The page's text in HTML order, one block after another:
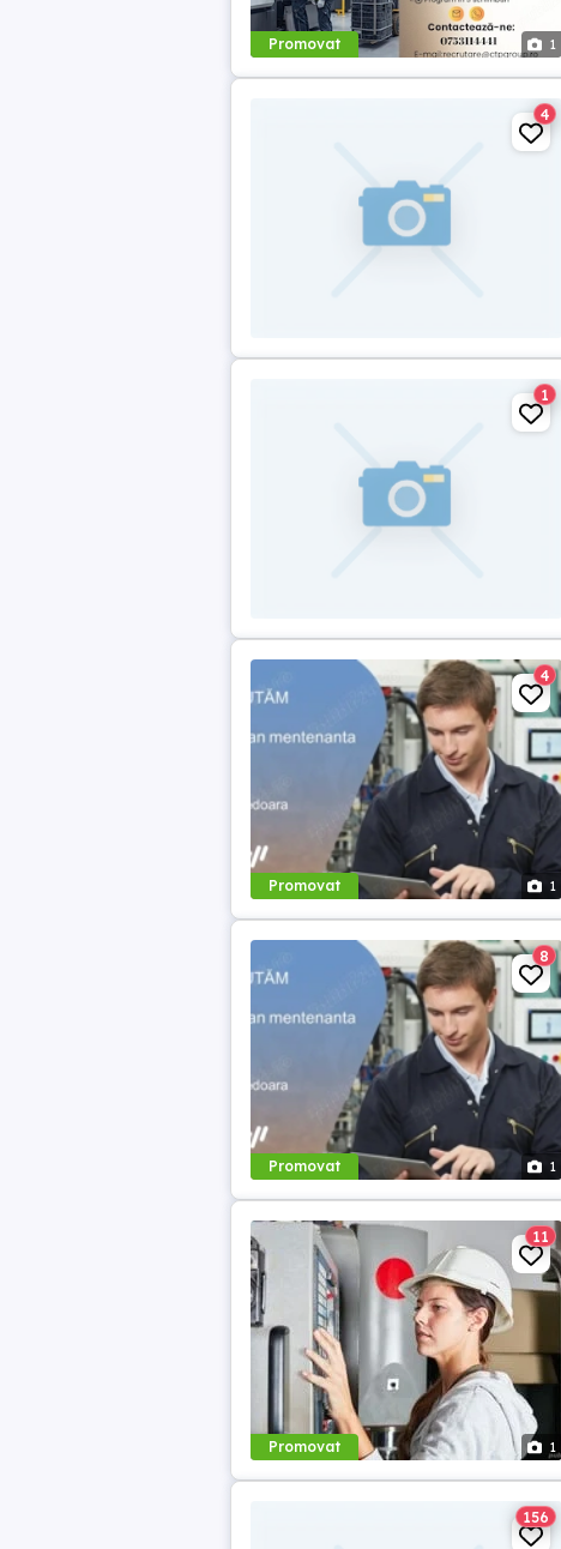
Promovat 1
4
1
Promovat 1
4
Promovat 1
8
Promovat 1
11
156